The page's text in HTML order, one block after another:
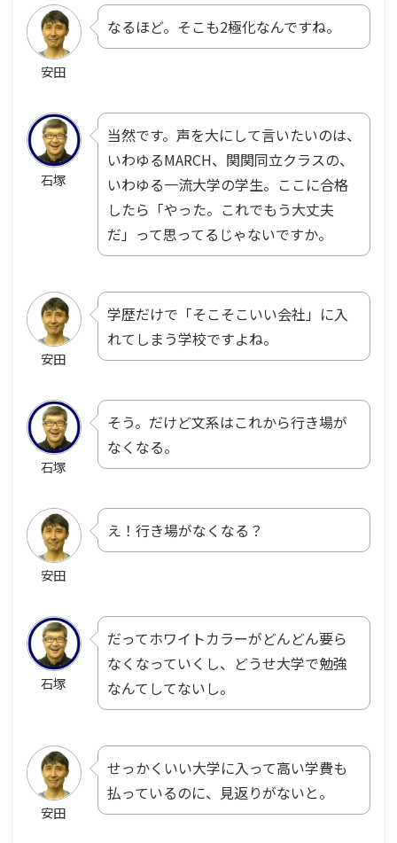
安田
なるほど。そこも2極化なんですね。
石塚
当然です。声を大にして言いたいのは、
いわゆるMARCH、関関同立クラスの、
いわゆる一流大学の学生。ここに合格
したら「やった。これでもう大丈夫
だ」って思ってるじゃないですか。
安田
学歴だけで「そこそこいい会社」に入
れてしまう学校ですよね。
石塚
そう。だけど文系はこれから行き場が
なくなる。
安田
え！行き場がなくなる？
石塚
だってホワイトカラーがどんどん要ら
なくなっていくし、どうせ大学で勉強
なんてしてないし。
安田
せっかくいい大学に入って高い学費も
払っているのに、見返りがないと。